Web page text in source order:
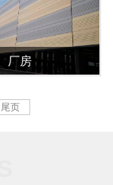
厂房
尾页